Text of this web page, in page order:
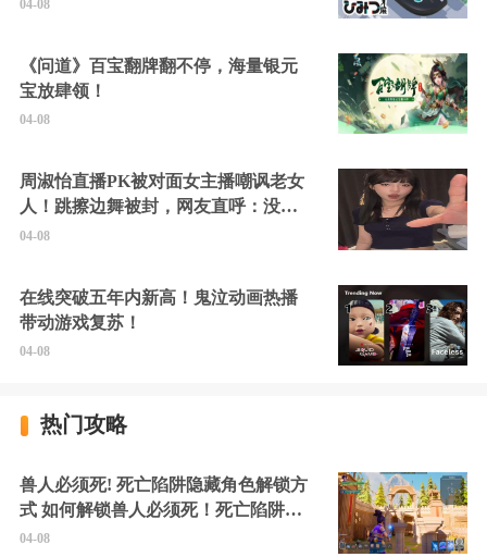
04-08
《问道》百宝翻牌翻不停，海量银元
宝放肆领！
04-08
周淑怡直播PK被对面女主播嘲讽老女
人！跳擦边舞被封，网友直呼：没边
硬擦封的好！
04-08
在线突破五年内新高！鬼泣动画热播
带动游戏复苏！
04-08
热门攻略
兽人必须死! 死亡陷阱隐藏角色解锁方
式 如何解锁兽人必须死！死亡陷阱中
的隐藏角色
04-08